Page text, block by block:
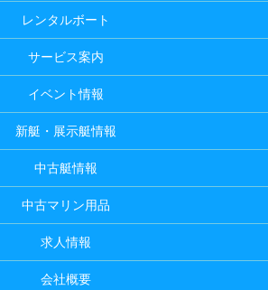
レンタルボート
サービス案内
イベント情報
新艇・展示艇情報
中古艇情報
中古マリン用品
求人情報
会社概要